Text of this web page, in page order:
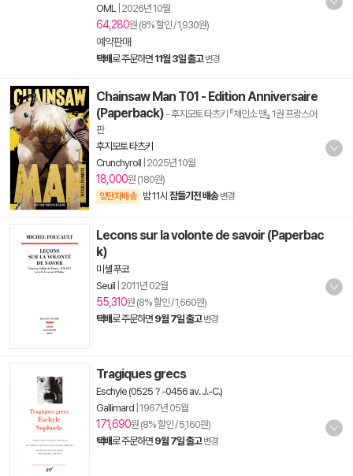
OML| 2026년 10월
64,280원 (8% 할인 / 1,930원)
예약판매
택배로 주문하면 11월 3일 출고 변경
Chainsaw Man T01 - Edition Anniversaire
(Paperback) - 후지모토 타츠키 『체인소 맨』 1권 프랑스어
판
후지모토 타츠키
Crunchyroll 2025년 10월
18,000원 (180원)
양탄자배송 밤 11시 잠들기전 배송 변경
Lecons sur la volonte de savoir (Paperbac
k)
미셸 푸코
Seuil 2011년 02월
55,310원 (8% 할인 / 1,660원)
택배로 주문하면 9월 7일 출고 변경
Tragiques grecs
Eschyle (0525？-0456 av. J.-C.)
Gallimard 1967년 05월
171,690원 (8% 할인 / 5,160원)
택배로 주문하면 9월 7일 출고 변경